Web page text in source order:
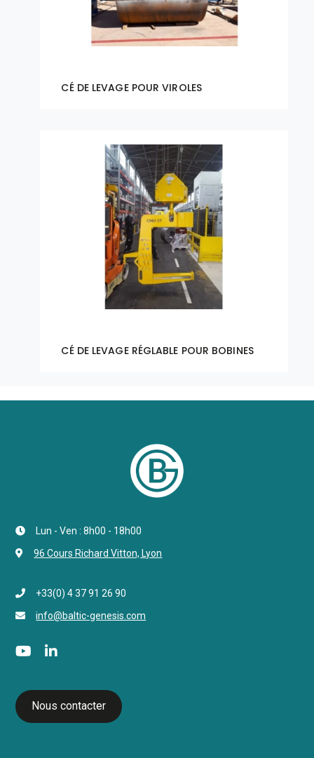
CÉ DE LEVAGE POUR VIROLES
CÉ DE LEVAGE RÉGLABLE POUR BOBINES
Lun - Ven : 8h00 - 18h00
96 Cours Richard Vitton, Lyon
+33(0) 4 37 91 26 90
info@baltic-genesis.com
Nous contacter